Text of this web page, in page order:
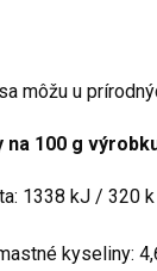
môžu u
100 g
1338 kJ / 320 k
kyseliny: